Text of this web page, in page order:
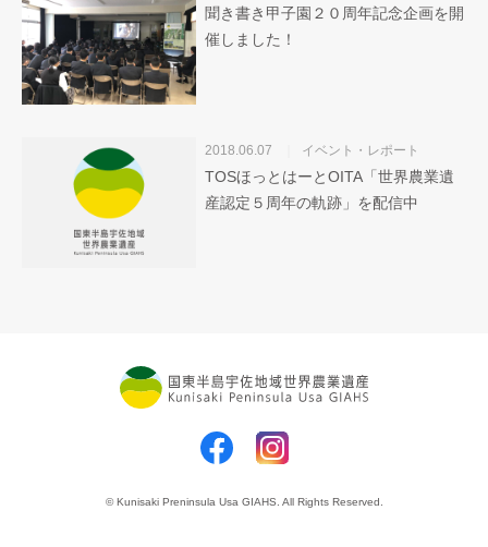
聞き書き甲子園２０周年記念企画を開
催しました！
2018.06.07 イベント・レポート
TOSほっとはーとOITA「世界農業遺
産認定５周年の軌跡」を配信中
© Kunisaki Preninsula Usa GIAHS. All Rights Reserved.